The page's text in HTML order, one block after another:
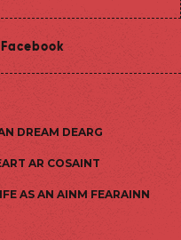
DREAM DEARG
AR COSAINT
AS AN AINM FEARAINN